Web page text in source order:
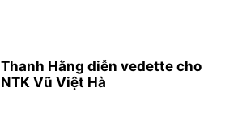
Thanh Hằng diễn vedette cho
NTK Vũ Việt Hà